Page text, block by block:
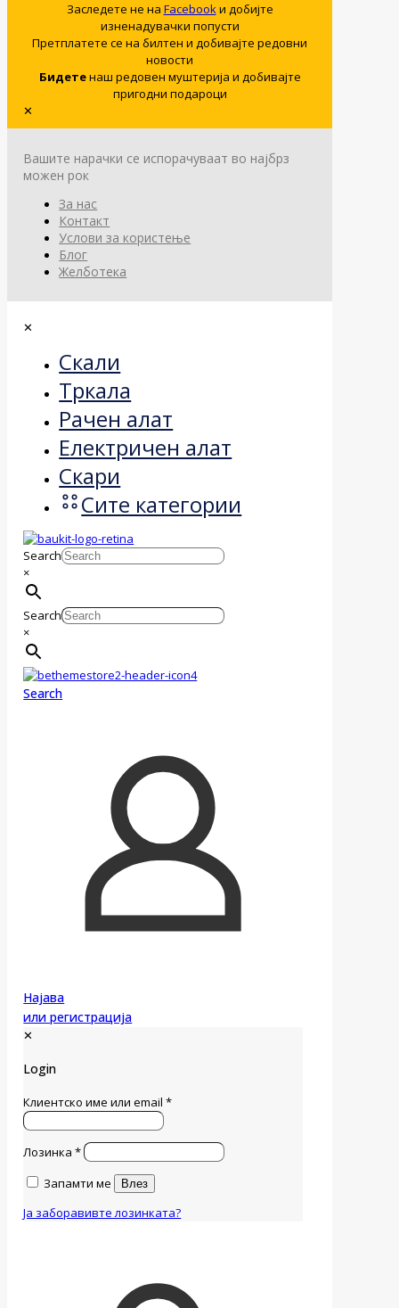
Заследете не на Facebookи добијте
изненадувачки попусти
Претплатете се на билтен и добивајте редовни
новости
Бидетенаш редовен муштерија и добивајте
пригодни подароци
✕
Вашите нарачки се испорачуваат во најбрз
можен рок
За нас
Контакт
Услови за користење
Блог
Желботека
✕
Скали
Тркала
Рачен алат
Електричен алат
Скари
Сите категории
Search
×
Search
×
Search
Најава
или регистрација
✕
Login
Клиентско име или email*
Лозинка*
Запамти ме
Влез
Ја заборавивте лозинката?